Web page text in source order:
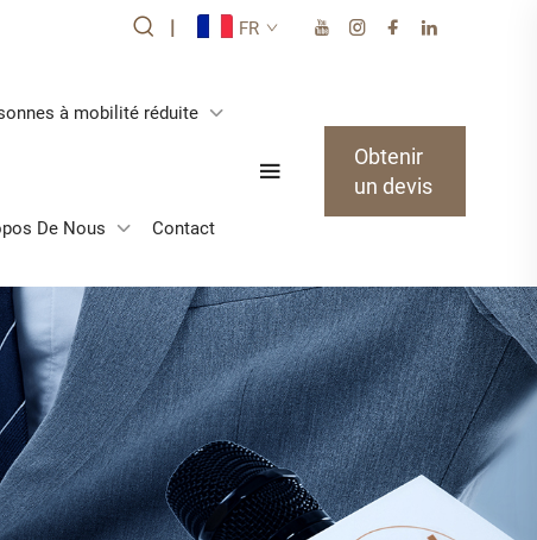
| FR
à mobilité réduite
De Nous Contact
Obtenir
un devis